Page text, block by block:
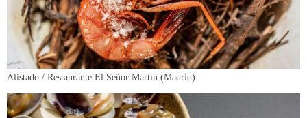
Alistado / Restaurante El Señor Martín (Madrid)